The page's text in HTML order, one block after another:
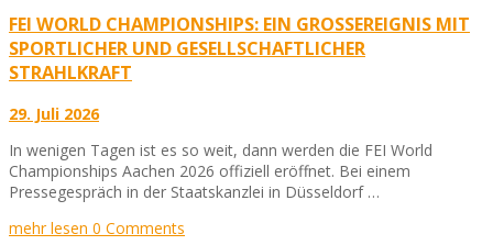
FEI WORLD CHAMPIONSHIPS: EIN GROSSEREIGNIS MIT S
PORTLICHER UND GESELLSCHAFTLICHER S
TRAHLKRAFT
29. Juli 2026
In wenigen Tagen ist es so weit, dann werden die FEI World
Championships Aachen 2026 offiziell eröffnet. Bei einem
Pressegespräch in der Staatskanzlei in Düsseldorf …
mehr lesen 0 Comments